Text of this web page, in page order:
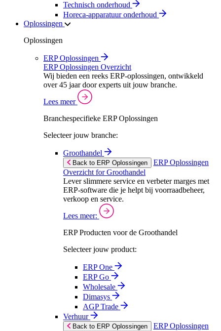
Technisch onderhoud
Horeca-apparatuur onderhoud
Oplossingen
Oplossingen
ERP Oplossingen
ERP Oplossingen Overzicht
Wij bieden een reeks ERP-oplossingen, ontwikkeld
over 45 jaar door experts uit jouw branche.
Lees meer
Branchespecifieke ERP Oplossingen
Selecteer jouw branche:
Groothandel
Back to ERP Oplossingen
ERP Oplossingen
Overzicht for Groothandel
Lever slimmere service en verbeter marges met
ERP-software die je helpt bij voorraadbeheer,
verkoop en service.
Lees meer:
ERP Producten voor de Groothandel
Selecteer jouw product:
ERP One
ERP Go
Wholesale
Dimasys
AGP Trade
Verhuur
Back to ERP Oplossingen
ERP Oplossingen